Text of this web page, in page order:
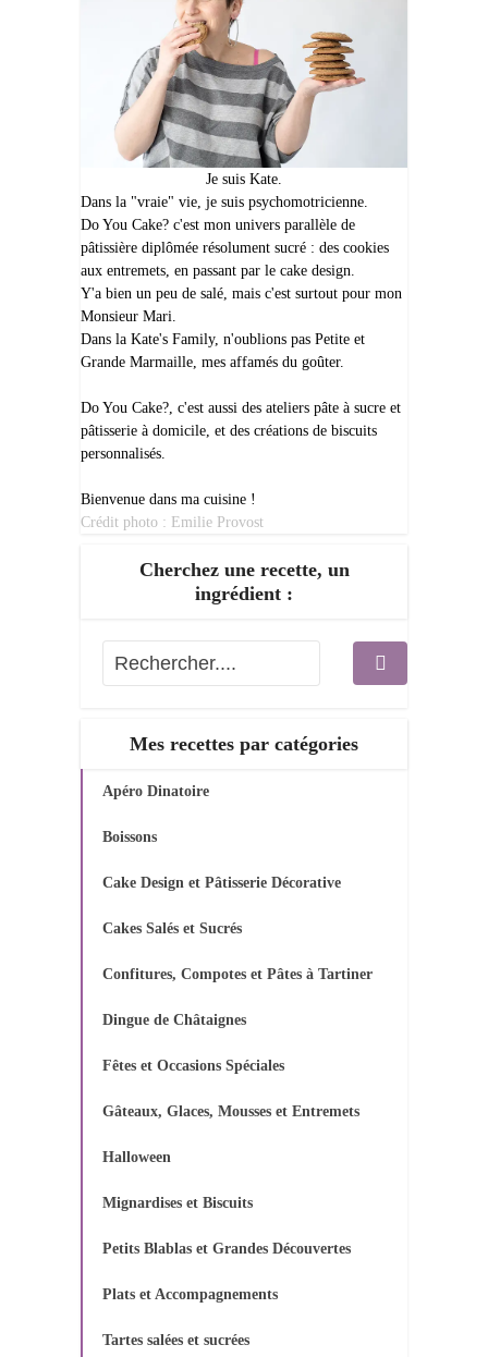
Je suis Kate.
Dans la "vraie" vie, je suis psychomotricienne.
Do You Cake? c'est mon univers parallèle de
pâtissière diplômée résolument sucré : des cookies
aux entremets, en passant par le cake design.
Y'a bien un peu de salé, mais c'est surtout pour mon
Monsieur Mari.
Dans la Kate's Family, n'oublions pas Petite et
Grande Marmaille, mes affamés du goûter.
Do You Cake?, c'est aussi des ateliers pâte à sucre et
pâtisserie à domicile, et des créations de biscuits
personnalisés.
Bienvenue dans ma cuisine !
Crédit photo : Emilie Provost
Cherchez une recette, un
ingrédient :
Mes recettes par catégories
Apéro Dinatoire
Boissons
Cake Design et Pâtisserie Décorative
Cakes Salés et Sucrés
Confitures, Compotes et Pâtes à Tartiner
Dingue de Châtaignes
Fêtes et Occasions Spéciales
Gâteaux, Glaces, Mousses et Entremets
Halloween
Mignardises et Biscuits
Petits Blablas et Grandes Découvertes
Plats et Accompagnements
Tartes salées et sucrées